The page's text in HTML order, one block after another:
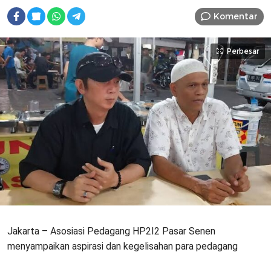
Komentar
Perbesar
Jakarta – Asosiasi Pedagang HP2I2 Pasar Senen
menyampaikan aspirasi dan kegelisahan para pedagang